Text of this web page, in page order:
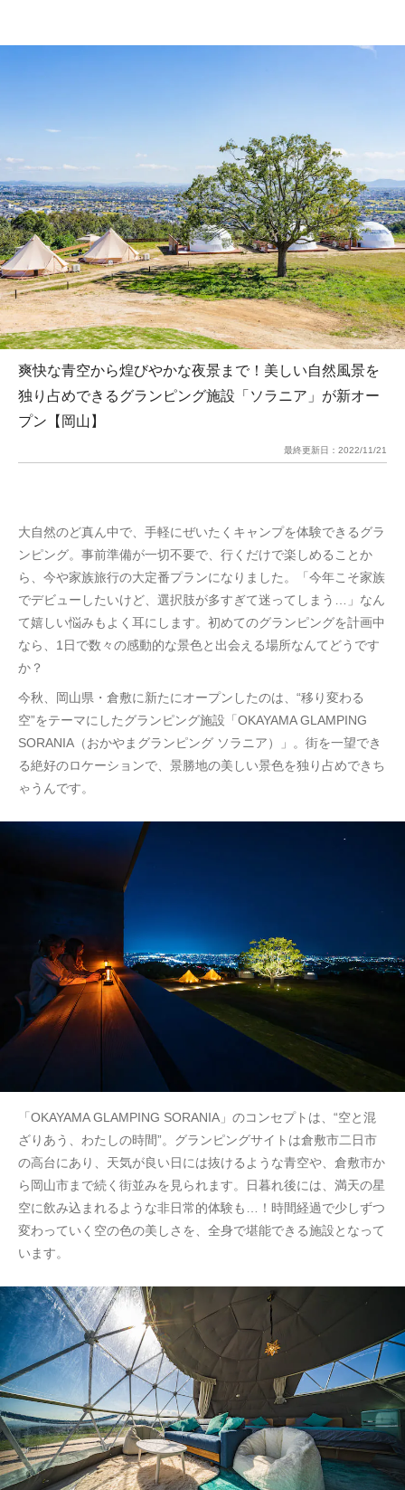
爽快な青空から煌びやかな夜景まで！美しい自然風景を
独り占めできるグランピング施設「ソラニア」が新オー
プン【岡山】
最終更新日： 2022/11/21
大自然のど真ん中で、手軽にぜいたくキャンプを体験できるグラ
ンピング。事前準備が一切不要で、行くだけで楽しめることか
ら、今や家族旅行の大定番プランになりました。「今年こそ家族
でデビューしたいけど、選択肢が多すぎて迷ってしまう…」なん
て嬉しい悩みもよく耳にします。初めてのグランピングを計画中
なら、1日で数々の感動的な景色と出会える場所なんてどうです
か？
今秋、岡山県・倉敷に新たにオープンしたのは、“移り変わる
空”をテーマにしたグランピング施設「OKAYAMA GLAMPING
SORANIA（おかやまグランピング ソラニア）」。街を一望でき
る絶好のロケーションで、景勝地の美しい景色を独り占めできち
ゃうんです。
「OKAYAMA GLAMPING SORANIA」のコンセプトは、“空と混
ざりあう、わたしの時間”。グランピングサイトは倉敷市二日市
の高台にあり、天気が良い日には抜けるような青空や、倉敷市か
ら岡山市まで続く街並みを見られます。日暮れ後には、満天の星
空に飲み込まれるような非日常的体験も…！時間経過で少しずつ
変わっていく空の色の美しさを、全身で堪能できる施設となって
います。